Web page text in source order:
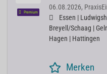
Premium
06.08.2026,
Essen |
Breyell/Schaag |
Hagen | Hattingen
Merken